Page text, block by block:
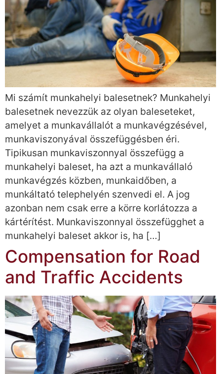
Mi számít munkahelyi balesetnek? Munkahelyi
balesetnek nevezzük az olyan baleseteket,
amelyet a munkavállalót a munkavégzésével,
munkaviszonyával összefüggésben éri.
Tipikusan munkaviszonnyal összefügg a
munkahelyi baleset, ha azt a munkavállaló
munkavégzés közben, munkaidőben, a
munkáltató telephelyén szenvedi el. A jog
azonban nem csak erre a körre korlátozza a
kártérítést. Munkaviszonnyal összefügghet a
munkahelyi baleset akkor is, ha […]
Compensation for Road
and Traffic Accidents